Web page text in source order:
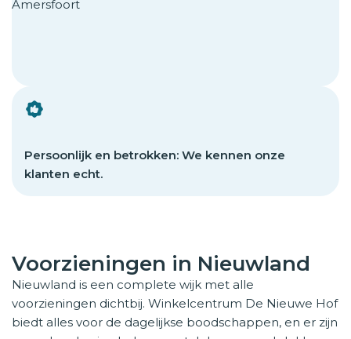
Persoonlijk en betrokken: We kennen onze
klanten echt.
Voorzieningen in Nieuwland
Nieuwland is een complete wijk met alle
voorzieningen dichtbij. Winkelcentrum De Nieuwe Hof
biedt alles voor de dagelijkse boodschappen, en er zijn